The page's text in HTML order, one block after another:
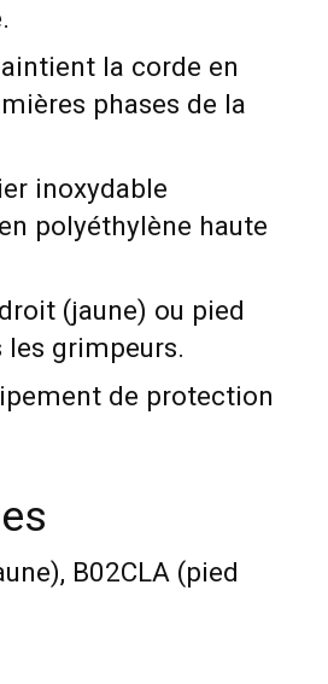
la corde en
phases de la
inoxydable
polyéthylène haute
(jaune) ou pied
les grimpeurs.
de protection
B02CLA (pied